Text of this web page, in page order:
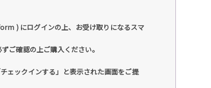
) にログインの上、お受け取りになるスマ
確認の上ご購入ください。
ェックインする」と表示された画面をご提